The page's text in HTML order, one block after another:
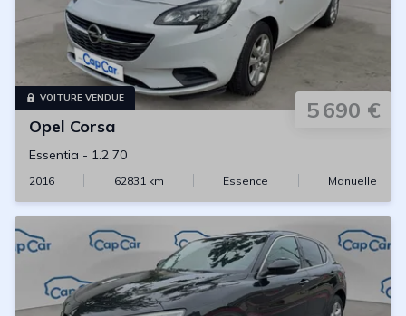
VOITURE VENDUE 5 690 €
Opel Corsa
Essentia - 1.2 70
2016 62831km Essence Manuelle